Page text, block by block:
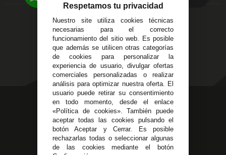
14
Alzira - Valencia
C/ Esplugues, 135
Devoluciones
Política de Privacidad
Pago Seguro
Terminos y
Condiciones Generales
Políticas de Cookies
623 23 31 98
Atendemos Whatsapp
955 44 45 43/955 44 45 44
Respetamos tu privacidad
Nuestro site utiliza cookies técnicas
necesarias para el correcto
funcionamiento del sitio web. Es posible
que además se utilicen otras categorías
de cookies para personalizar la
experiencia de usuario, divulgar ofertas
comerciales personalizadas o realizar
análisis para optimizar nuestra oferta. El
usuario puede retirar su consentimiento
en todo momento, desde el enlace
«Política de cookies». También puede
aceptar todas las cookies pulsando el
botón Aceptar y Cerrar. Es posible
rechazarlas todas o seleccionar algunas
de las cookies mediante el botón